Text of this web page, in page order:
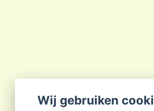
Wij gebruiken